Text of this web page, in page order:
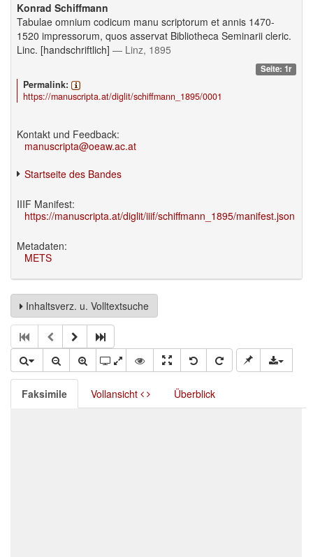
Konrad Schiffmann
Tabulae omnium codicum manu scriptorum et annis 1470-
1520 impressorum, quos asservat Bibliotheca Seminarii cleric.
Linc. [handschriftlich] — Linz, 1895
Seite: 1r
Permalink:
https://manuscripta.at/diglit/schiffmann_1895/0001
Kontakt und Feedback:
manuscripta@oeaw.ac.at
Startseite des Bandes
IIIF Manifest:
https://manuscripta.at/diglit/iiif/schiffmann_1895/manifest.json
Metadaten:
METS
Inhaltsverz. u. Volltextsuche
Faksimile Vollansicht Überblick